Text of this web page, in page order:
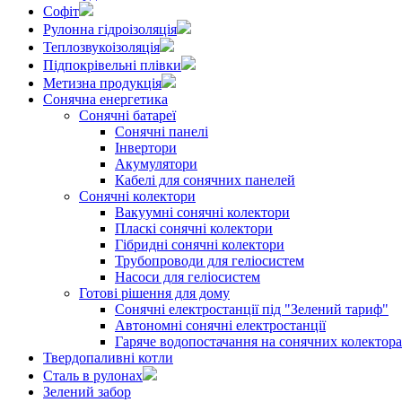
Софіт
Рулонна гідроізоляція
Теплозвукоізоляція
Підпокрівельні плівки
Метизна продукція
Сонячна енергетика
Сонячні батареї
Сонячні панелі
Інвертори
Акумулятори
Кабелі для сонячних панелей
Сонячні колектори
Вакуумні сонячні колектори
Пласкі сонячні колектори
Гібридні сонячні колектори
Трубопроводи для геліосистем
Насоси для геліосистем
Готові рішення для дому
Сонячні електростанції під "Зелений тариф"
Автономні сонячні електростанції
Гаряче водопостачання на сонячних
Твердопаливні котли
Сталь в рулонах
Зелений забор